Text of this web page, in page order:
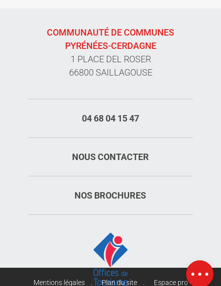
Carte
COMMUNAUTÉ DE COMMUNES
PYRÉNÉES-CERDAGNE
1 PLACE DEL ROSER
66800 SAILLAGOUSE
04 68 04 15 47
NOUS CONTACTER
NOS BROCHURES
Mentions légales Plan du site Espace pro